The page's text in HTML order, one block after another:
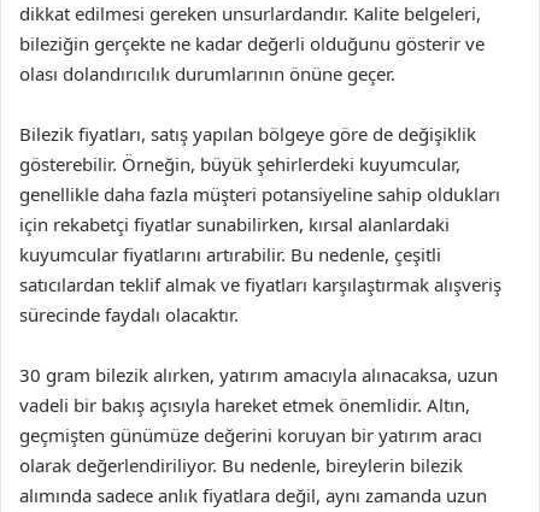
dikkat edilmesi gereken unsurlardandır. Kalite belgeleri,
bileziğin gerçekte ne kadar değerli olduğunu gösterir ve
olası dolandırıcılık durumlarının önüne geçer.
Bilezik fiyatları, satış yapılan bölgeye göre de değişiklik
gösterebilir. Örneğin, büyük şehirlerdeki kuyumcular,
genellikle daha fazla müşteri potansiyeline sahip oldukları
için rekabetçi fiyatlar sunabilirken, kırsal alanlardaki
kuyumcular fiyatlarını artırabilir. Bu nedenle, çeşitli
satıcılardan teklif almak ve fiyatları karşılaştırmak alışveriş
sürecinde faydalı olacaktır.
30 gram bilezik alırken, yatırım amacıyla alınacaksa, uzun
vadeli bir bakış açısıyla hareket etmek önemlidir. Altın,
geçmişten günümüze değerini koruyan bir yatırım aracı
olarak değerlendiriliyor. Bu nedenle, bireylerin bilezik
alımında sadece anlık fiyatlara değil, aynı zamanda uzun